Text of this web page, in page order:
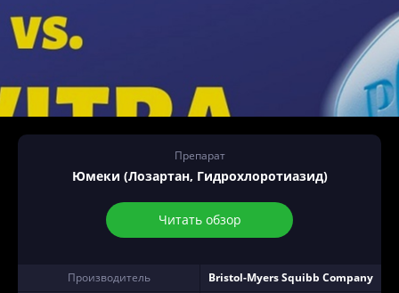
Препарат
Юмеки (Лозартан, Гидрохлоротиазид)
Читать обзор
Производитель
Bristol-Myers Squibb Company